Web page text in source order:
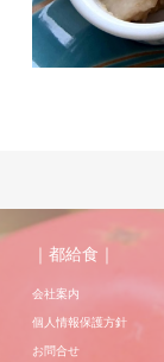
｜都給食｜
会社案内
個人情報保護方針
お問合せ